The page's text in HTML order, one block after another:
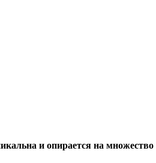
и опирается на